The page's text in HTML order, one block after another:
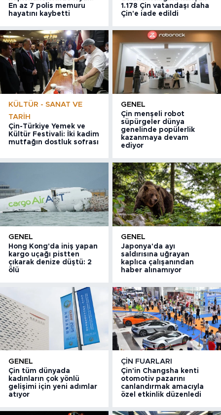
En az 7 polis memuru
hayatını kaybetti
1.178 Çin vatandaşı daha
Çin'e iade edildi
KÜLTÜR - SANAT VE
TARIH
Çin-Türkiye Yemek ve
Kültür Festivali: İki kadim
mutfağın dostluk sofrası
GENEL
Çin menşeli robot
süpürgeler dünya
genelinde popülerlik
kazanmaya devam
ediyor
GENEL
Hong Kong'da iniş yapan
kargo uçağı pistten
çıkarak denize düştü: 2
ölü
GENEL
Japonya'da ayı
saldırısına uğrayan
kaplıca çalışanından
haber alınamıyor
GENEL
Çin tüm dünyada
kadınların çok yönlü
gelişimi için yeni adımlar
atıyor
ÇIN FUARLARI
Çin'in Changsha kenti
otomotiv pazarını
canlandırmak amacıyla
özel etkinlik düzenledi